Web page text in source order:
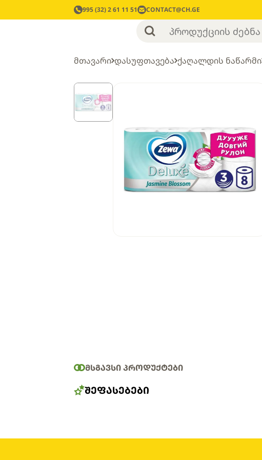
995 (32) 2 61 11 51 CONTACT@CH.GE
მთავარი დასუფთავება ქაღალდის ნაწარმი
ᲛᲡᲒᲐᲕᲡᲘ ᲞᲠᲝᲓᲣᲥᲢᲔᲑᲘ
ᲨᲔᲤᲐᲡᲔᲑᲔᲑᲘ